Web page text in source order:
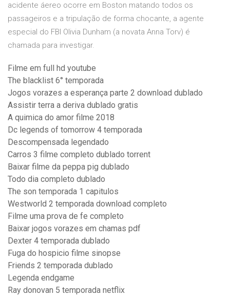
acidente áereo ocorre em Boston matando todos os
passageiros e a tripulação de forma chocante, a agente
especial do FBI Olivia Dunham (a novata Anna Torv) é
chamada para investigar.
Filme em full hd youtube
The blacklist 6° temporada
Jogos vorazes a esperança parte 2 download dublado
Assistir terra a deriva dublado gratis
A quimica do amor filme 2018
Dc legends of tomorrow 4 temporada
Descompensada legendado
Carros 3 filme completo dublado torrent
Baixar filme da peppa pig dublado
Todo dia completo dublado
The son temporada 1 capitulos
Westworld 2 temporada download completo
Filme uma prova de fe completo
Baixar jogos vorazes em chamas pdf
Dexter 4 temporada dublado
Fuga do hospicio filme sinopse
Friends 2 temporada dublado
Legenda endgame
Ray donovan 5 temporada netflix